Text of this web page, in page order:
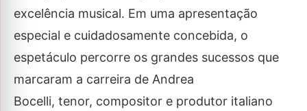
excelência musical. Em uma apresentação
especial e cuidadosamente concebida, o
espetáculo percorre os grandes sucessos que
marcaram a carreira de Andrea
Bocelli, tenor, compositor e produtor italiano